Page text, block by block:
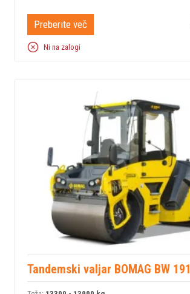
Preberite več
Ni na zalogi
Tandemski valjar BOMAG BW 191